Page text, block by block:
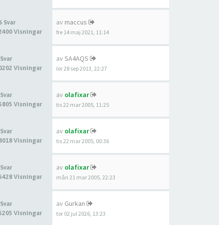
Svar
Visningar
av maccus
fre 14 maj 2021, 11:14
Visningar
av SA4AQS
lör 28 sep 2013, 22:27
Visningar
av olafixar
tis 22 mar 2005, 11:25
Visningar
av olafixar
tis 22 mar 2005, 00:36
Visningar
av olafixar
mån 21 mar 2005, 22:23
Visningar
av Gurkan
tor 02 jul 2026, 13:23